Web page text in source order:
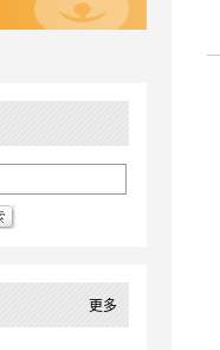
更多